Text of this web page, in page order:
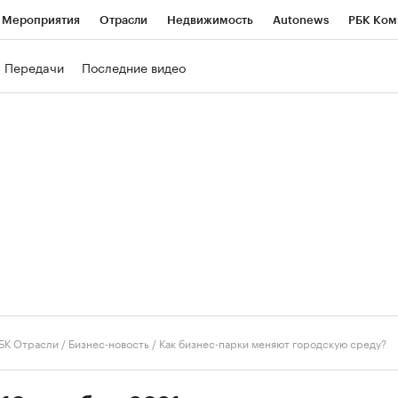
Мероприятия Отрасли Недвижимость Autonews РБК
Передачи Последние видео
Отрасли / Бизнес-новость / Как бизнес-парки меняют городскую среду?